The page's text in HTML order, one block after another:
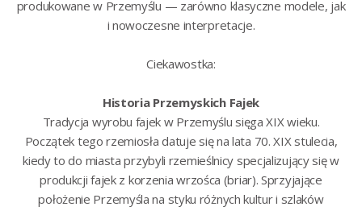
produkowane w Przemyślu — zarówno klasyczne modele, jak
i nowoczesne interpretacje.
Ciekawostka:
Historia Przemyskich Fajek
Tradycja wyrobu fajek w Przemyślu sięga XIX wieku.
Początek tego rzemiosła datuje się na lata 70. XIX stulecia,
kiedy to do miasta przybyli rzemieślnicy specjalizujący się w
produkcji fajek z korzenia wrzośca (briar). Sprzyjające
położenie Przemyśla na styku różnych kultur i szlaków